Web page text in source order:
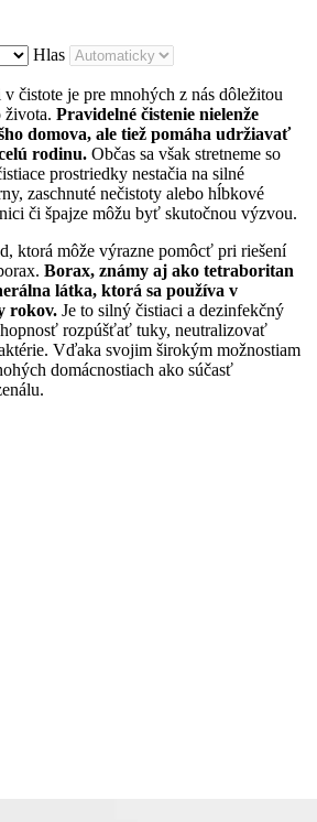
Hlas
čistote je pre mnohých z nás dôležitou
života. Pravidelné čistenie nielenže
domova, ale tiež pomáha udržiavať
rodinu. Občas sa však stretneme so
prostriedky nestačia na silné
zaschnuté nečistoty alebo hĺbkové
či špajze môžu byť skutočnou výzvou.
ktorá môže výrazne pomôcť pri riešení
Borax, známy aj ako tetraboritan
látka, ktorá sa používa v
rokov. Je to silný čistiaci a dezinfekčný
rozpúšťať tuky, neutralizovať
Vďaka svojim širokým možnostiam
domácnostiach ako súčasť